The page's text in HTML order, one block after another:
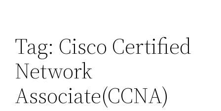
Tag: Cisco Certified
Network
Associate(CCNA)